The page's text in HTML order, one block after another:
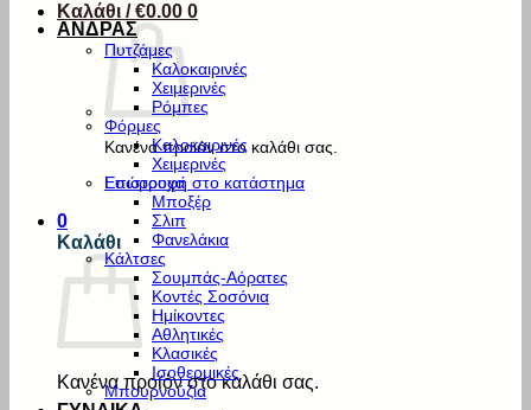
Καλάθι /€0.00 0
Κανένα προϊόν στο καλάθι σας.
Επιστροφή στο κατάστημα
0
Καλάθι
Κανένα προϊόν στο καλάθι σας.
ΑΝΔΡΑΣ
Πυτζάμες
Καλοκαιρινές
Χειμερινές
Ρόμπες
Φόρμες
Καλοκαιρινές
Χειμερινές
Εσώρουχα
Μποξέρ
Σλιπ
Φανελάκια
Κάλτσες
Σουμπάς-Αόρατες
Κοντές Σοσόνια
Ημίκοντες
Αθλητικές
Κλασικές
Ισοθερμικές
Μπουρνούζια